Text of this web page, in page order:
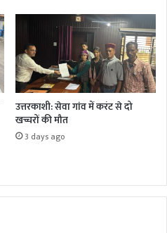
उत्तरकाशी: सेवा गांव में करंट से दो
खच्चरों की मौत
3 days ago